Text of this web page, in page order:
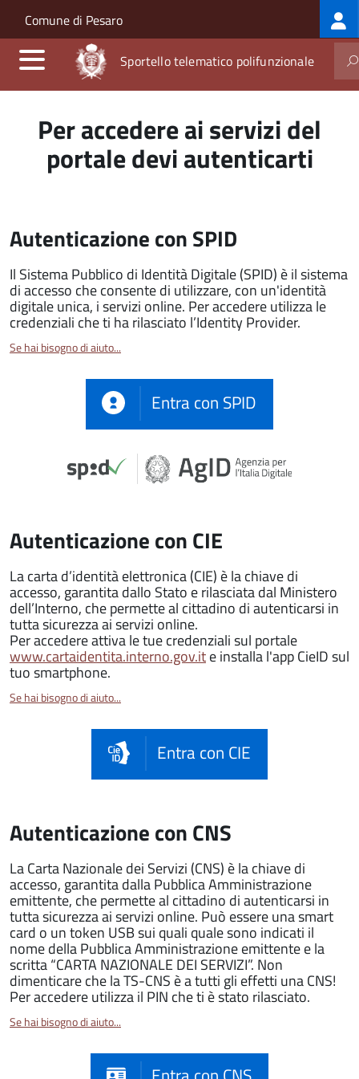
Salta al contenuto principale
Skip to site navigation
Comune di Pesaro
Sportello telematico polifunzionale
Per accedere ai servizi del
portale devi autenticarti
Autenticazione con SPID
Il Sistema Pubblico di Identità Digitale (SPID) è il sistema
di accesso che consente di utilizzare, con un'identità
digitale unica, i servizi online. Per accedere utilizza le
credenziali che ti ha rilasciato l’Identity Provider.
Se hai bisogno di aiuto...
Entra con SPID
Autenticazione con CIE
La carta d’identità elettronica (CIE) è la chiave di
accesso, garantita dallo Stato e rilasciata dal Ministero
dell’Interno, che permette al cittadino di autenticarsi in
tutta sicurezza ai servizi online.
Per accedere attiva le tue credenziali sul portale
www.cartaidentita.interno.gov.ite installa l'app CieID sul
tuo smartphone.
Se hai bisogno di aiuto...
Entra con CIE
Autenticazione con CNS
La Carta Nazionale dei Servizi (CNS) è la chiave di
accesso, garantita dalla Pubblica Amministrazione
emittente, che permette al cittadino di autenticarsi in
tutta sicurezza ai servizi online. Può essere una smart
card o un token USB sui quali quale sono indicati il
nome della Pubblica Amministrazione emittente e la
scritta “CARTA NAZIONALE DEI SERVIZI”. Non
dimenticare che la TS-CNS è a tutti gli effetti una CNS!
Per accedere utilizza il PIN che ti è stato rilasciato.
Se hai bisogno di aiuto...